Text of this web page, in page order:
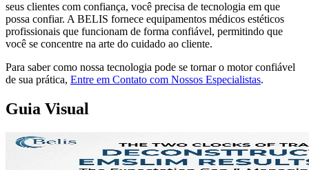
seus clientes com confiança, você precisa de tecnologia em que
possa confiar. A BELIS fornece equipamentos médicos estéticos
profissionais que funcionam de forma confiável, permitindo que
você se concentre na arte do cuidado ao cliente.
Para saber como nossa tecnologia pode se tornar o motor confiável
de sua prática, Entre em Contato com Nossos Especialistas.
Guia Visual